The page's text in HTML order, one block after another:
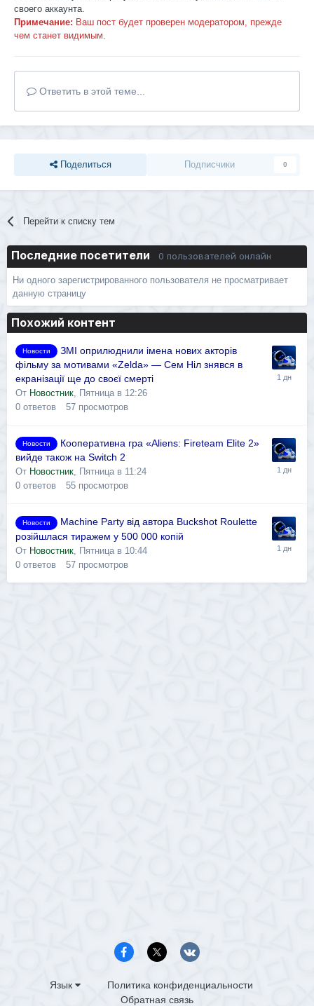
своего аккаунта.
Примечание: Ваш пост будет проверен модератором, прежде
чем станет видимым.
Ответить в этой теме...
Поделиться Подписчики 0
Перейти к списку тем
Последние посетители 0 пользователей онлайн
Ни одного зарегистрированного пользователя не просматривает
данную страницу
Похожий контент
Новости
ЗМІ оприлюднили імена нових акторів
фільму за мотивами «Zelda» — Сем Ніл знявся в
екранізації ще до своєї смерті
От Новостник
Пятница в 12:26
0 ответов 57 просмотров
Новости
Кооперативна гра «Aliens: Fireteam Elite 2»
вийде також на Switch 2
От Новостник, Пятница в 11:24
0 ответов 55 просмотров
Новости
Machine Party від автора Buckshot Roulette
розійшлася тиражем у 500 000 копій
От Новостник Пятница в 10:44
0 ответов 57 просмотров
Язык
Политика конфиденциальности
Обратная связь